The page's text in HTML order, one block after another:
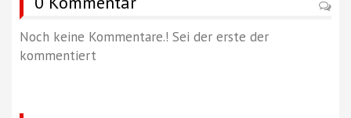
Noch keine Kommentare.! Sei der erste der
kommentiert